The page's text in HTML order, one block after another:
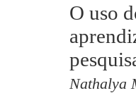
O uso
Nathalya